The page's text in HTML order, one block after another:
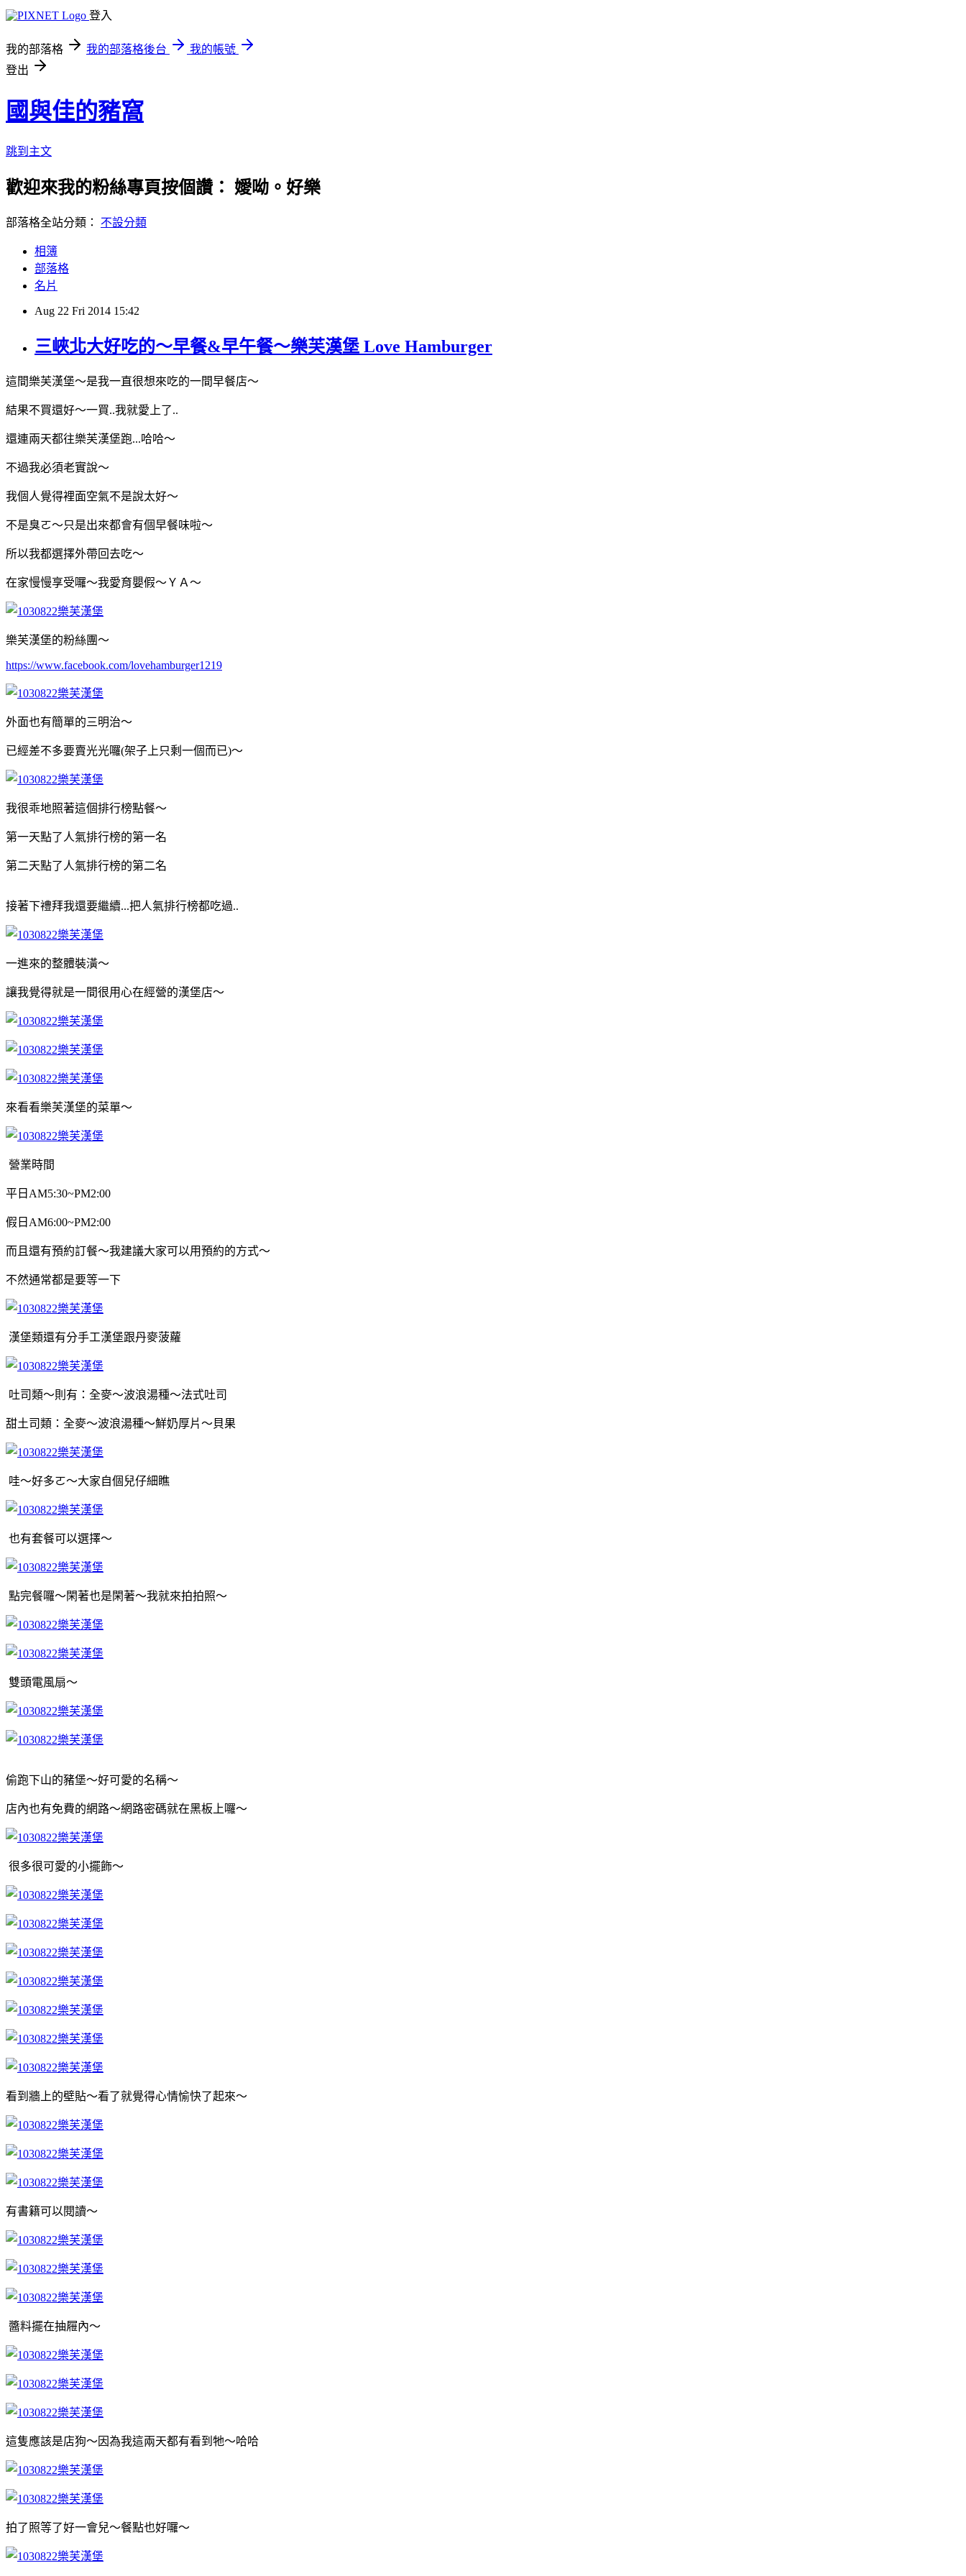
登入
我的部落格 我的部落格後台
我的帳號
登出
國與佳的豬窩
跳到主文
歡迎來我的粉絲專頁按個讚： 嬡呦。好樂
部落格全站分類： 不設分類
相簿
部落格
名片
Aug 22 Fri 2014 15:42
三峽北大好吃的～早餐&早午餐～樂芙漢堡 Love Hamburger
這間樂芙漢堡～是我一直很想來吃的一間早餐店～
結果不買還好～一買..我就愛上了..
還連兩天都往樂芙漢堡跑...哈哈～
不過我必須老實說～
我個人覺得裡面空氣不是說太好～
不是臭ㄛ～只是出來都會有個早餐味啦～
所以我都選擇外帶回去吃～
在家慢慢享受囉～我愛育嬰假～ＹＡ～
樂芙漢堡的粉絲團～
https://www.facebook.com/lovehamburger1219
外面也有簡單的三明治～
已經差不多要賣光光囉(架子上只剩一個而已)～
我很乖地照著這個排行榜點餐～
第一天點了人氣排行榜的第一名
第二天點了人氣排行榜的第二名
接著下禮拜我還要繼續...把人氣排行榜都吃過..
一進來的整體裝潢～
讓我覺得就是一間很用心在經營的漢堡店～
來看看樂芙漢堡的菜單～
營業時間
平日AM5:30~PM2:00
假日AM6:00~PM2:00
而且還有預約訂餐～我建議大家可以用預約的方式～
不然通常都是要等一下
漢堡類還有分手工漢堡跟丹麥菠蘿
吐司類～則有：全麥～波浪湯種～法式吐司
甜土司類： 全麥～波浪湯種～鮮奶厚片～貝果
哇～好多ㄛ～大家自個兒仔細瞧
也有套餐可以選擇～
點完餐囉～閑著也是閑著～我就來拍拍照～
雙頭電風扇～
偷跑下山的豬堡～好可愛的名稱～
店內也有免費的網路～網路密碼就在黑板上囉～
很多很可愛的小擺飾～
看到牆上的壁貼～看了就覺得心情愉快了起來～
有書籍可以閱讀～
醬料擺在抽屜內～
這隻應該是店狗～因為我這兩天都有看到牠～哈哈
拍了照等了好一會兒～餐點也好囉～